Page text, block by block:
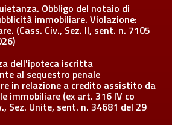
Obbligo del notaio di
immobiliare. Violazione:
(Cass. Civ., Sez. II, sent. n. 7105
dell'ipoteca iscritta
al sequestro penale
in relazione a credito assistito da
immobiliare (ex art. 316 IV co
Sez. Unite, sent. n. 34681 del 29